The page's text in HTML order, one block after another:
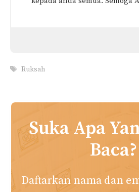
Tags
Ruksah
Suka Apa
Baca?
Daftarkan nama dan